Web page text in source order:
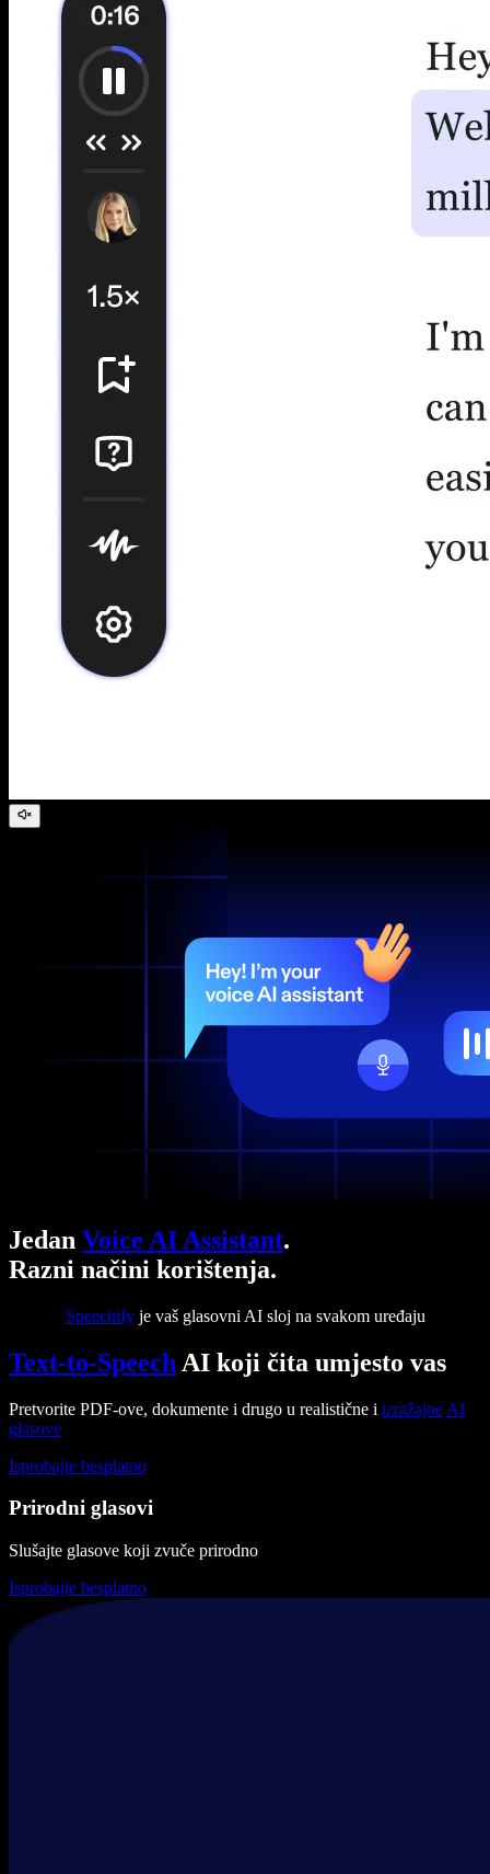
Jedan Voice AI Assistant.
Razni načini korištenja.
Speechifyje vaš glasovni AI sloj na svakom uređaju
Text-to-Speech AI koji čita umjesto vas
Pretvorite PDF-ove, dokumente i drugo u realistične i izražajne AI
glasove
Isprobajte besplatno
Prirodni glasovi
Slušajte glasove koji zvuče prirodno
Isprobajte besplatno